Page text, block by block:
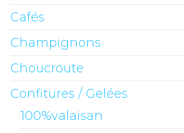
Cafés
Champignons
Choucroute
Confitures / Gelées
100%valaisan